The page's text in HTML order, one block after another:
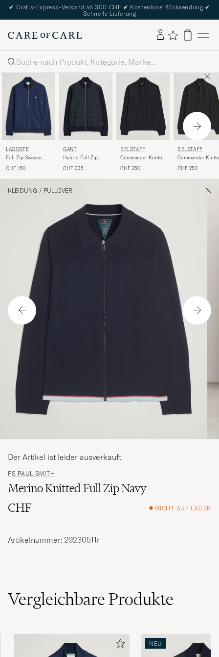
✔ Gratis-Express-Versand ab 300 CHF ✔ Kostenlose Rücksendung ✔
Schnelle Lieferung
Suche
LACOSTE
Full Zip Sweater
CHF 150
GANT
Hybrid Full Zip
CHF 335
BELSTAFF
Commander Knitted
CHF 250
BELSTAFF
Commander
CHF 250
KLEIDUNG / PULLOVER
PS PAUL SMITH
Merino Knitted Full Zip Navy
CHF
NICHT AUF LAGER
Der Artikel ist leider ausverkauft.
Artikelnummer: 29230511r
VergleichbareProdukte
NEU